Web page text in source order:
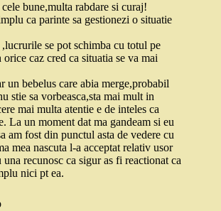
bune,multa rabdare si curaj!
ca parinte sa gestionezi o situatie
se pot schimba cu totul pe
caz cred ca situatia se va mai
un bebelus care abia merge,probabil
stie sa vorbeasca,sta mai mult in
mai multa atentie e de inteles ca
La un moment dat ma gandeam si eu
am fost din punctul asta de vedere cu
mea nascuta l-a acceptat relativ usor
una recunosc ca sigur as fi reactionat ca
nici pt ea.